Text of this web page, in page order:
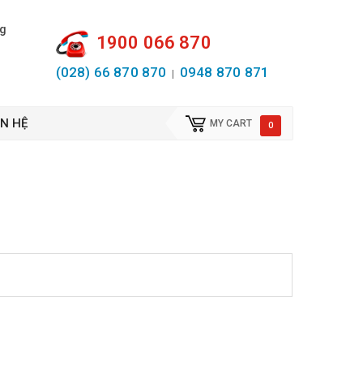
1900 066 870
(028) 66 870 870 0948 870 871
HỆ MY CART 0